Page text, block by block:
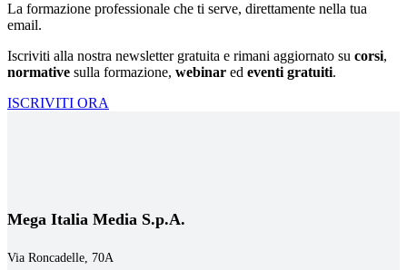
La formazione professionale che ti serve, direttamente nella tua
email.
Iscriviti alla nostra newsletter gratuita e rimani aggiornato su corsi,
normative sulla formazione, webinar ed eventi gratuiti.
ISCRIVITI ORA
Mega Italia Media S.p.A.
Via Roncadelle, 70A